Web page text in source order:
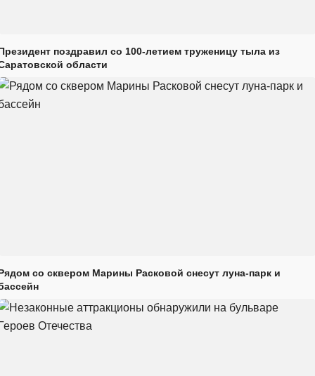
поздравил со 100-летием труженицу тыла из
области
со сквером Марины Расковой снесут луна-парк и